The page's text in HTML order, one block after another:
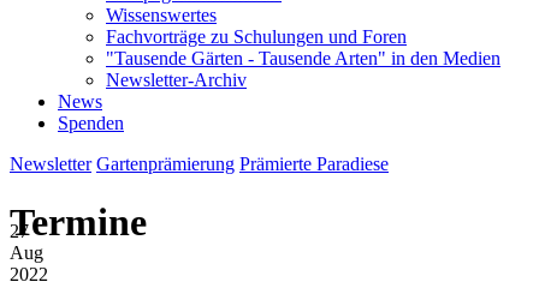
Wissenswertes
Fachvorträge zu Schulungen und Foren
"Tausende Gärten - Tausende Arten" in den Medien
Newsletter-Archiv
News
Spenden
Newsletter Gartenprämierung Prämierte Paradiese
Termine
27
Aug
2022